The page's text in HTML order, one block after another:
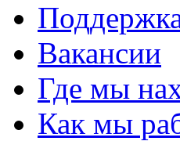
Вакансии
Где мы
Как мы